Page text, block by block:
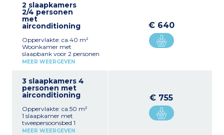
eenpersoonsbedden 1
badkamer of douche, wc
2 slaapkamers
2/4 personen
met
airconditioning
Oppervlakte: ca.40 m²
Woonkamer met
slaapbank voor 2 personen
Volledig ingerichte keuken
badkamer of douche, wc
MEER WEERGEVEN
€ 640
3 slaapkamers 4
personen met
airconditioning
Oppervlakte: ca.50 m²
1 slaapkamer met
tweepersoonsbed 1
slaapkamer met 2
MEER WEERGEVEN
€ 755